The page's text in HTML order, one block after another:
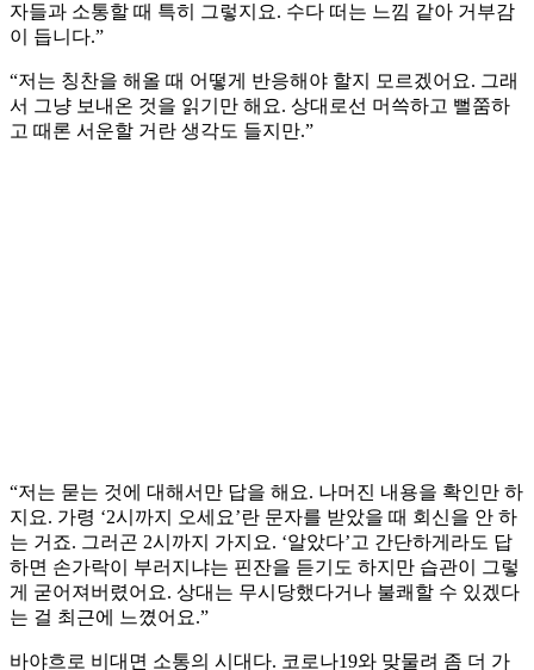
자들과 소통할 때 특히 그렇지요. 수다 떠는 느낌 같아 거부감
이 듭니다.”
“저는 칭찬을 해올 때 어떻게 반응해야 할지 모르겠어요. 그래
서 그냥 보내온 것을 읽기만 해요. 상대로선 머쓱하고 뻘쭘하
고 때론 서운할 거란 생각도 들지만.”
“저는 묻는 것에 대해서만 답을 해요. 나머진 내용을 확인만 하
지요. 가령 ‘2시까지 오세요’란 문자를 받았을 때 회신을 안 하
는 거죠. 그러곤 2시까지 가지요. ‘알았다’고 간단하게라도 답
하면 손가락이 부러지냐는 핀잔을 듣기도 하지만 습관이 그렇
게 굳어져버렸어요. 상대는 무시당했다거나 불쾌할 수 있겠다
는 걸 최근에 느꼈어요.”
바야흐로 비대면 소통의 시대다. 코로나19와 맞물려 좀 더 가